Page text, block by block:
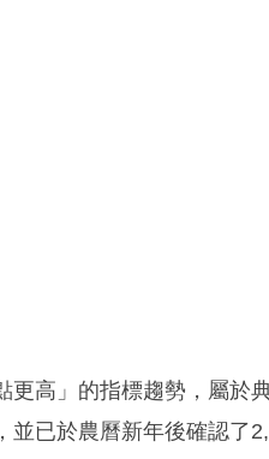
高」的指標趨勢，屬於
已於農曆新年後確認了